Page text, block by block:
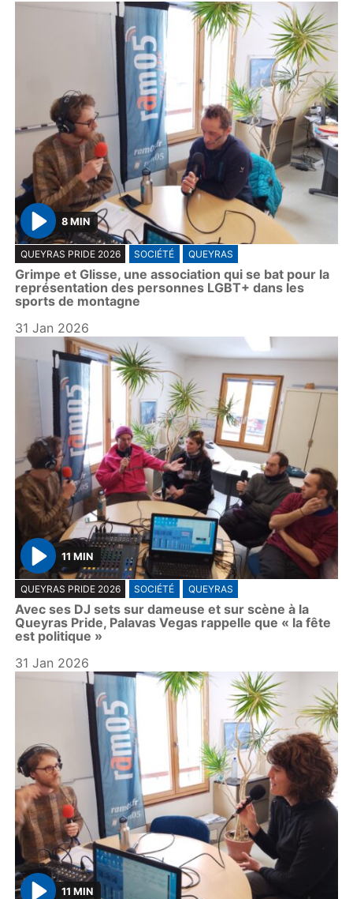
P
l
a
y
8 MIN
QUEYRAS PRIDE 2026 SOCIÉTÉ QUEYRAS
Grimpe et Glisse, une association qui se bat pour la
représentation des personnes LGBT+ dans les
sports de montagne
31 Jan 2026
P
l
a
y
11 MIN
QUEYRAS PRIDE 2026 SOCIÉTÉ QUEYRAS
Avec ses DJ sets sur dameuse et sur scène à la
Queyras Pride, Palavas Vegas rappelle que « la fête
est politique »
31 Jan 2026
11 MIN